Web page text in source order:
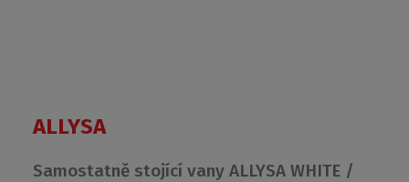
ALLYSA
Samostatně stojící vany ALLYSA WHITE /